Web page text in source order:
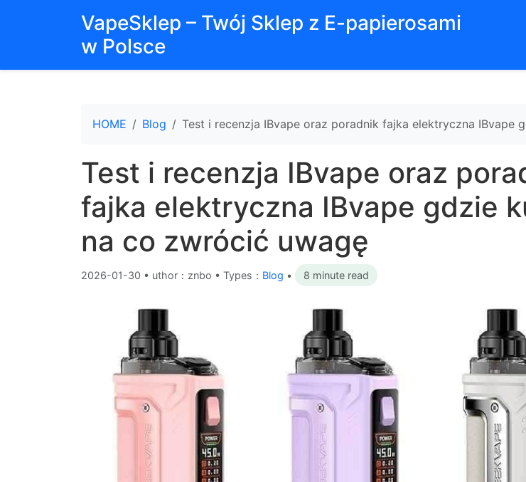
VapeSklep – Twój Sklep z E-papierosami
w Polsce
HOME Blog Test i recenzja IBvape oraz poradnik fajka elektryczna IBvape
Test i recenzja IBvape oraz
fajka elektryczna IBvape gdzie
na co zwrócić uwagę
2026-01-30 • uthor：znbo • Types： Blog • 8 minute read